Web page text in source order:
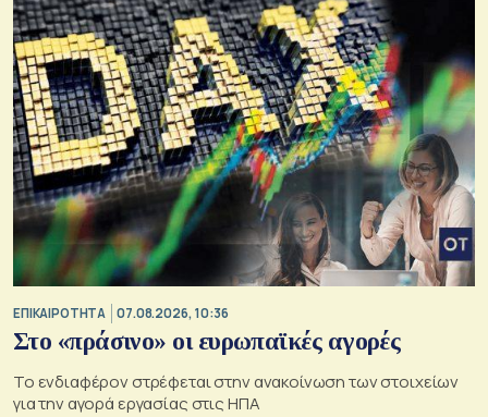
ΕΠΙΚΑΙΡΟΤΗΤΑ 07.08.2026, 10:36
Στο «πράσινο» οι ευρωπαϊκές αγορές
Το ενδιαφέρον στρέφεται στην ανακοίνωση των στοιχείων
για την αγορά εργασίας στις ΗΠΑ